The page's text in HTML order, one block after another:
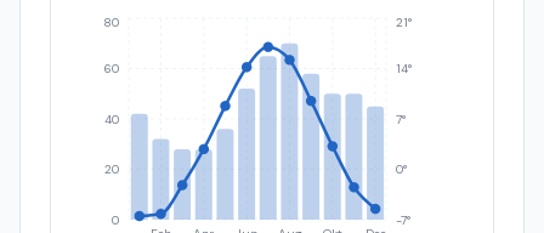
0
20
40
60
80
-7°
0°
7°
14°
21°